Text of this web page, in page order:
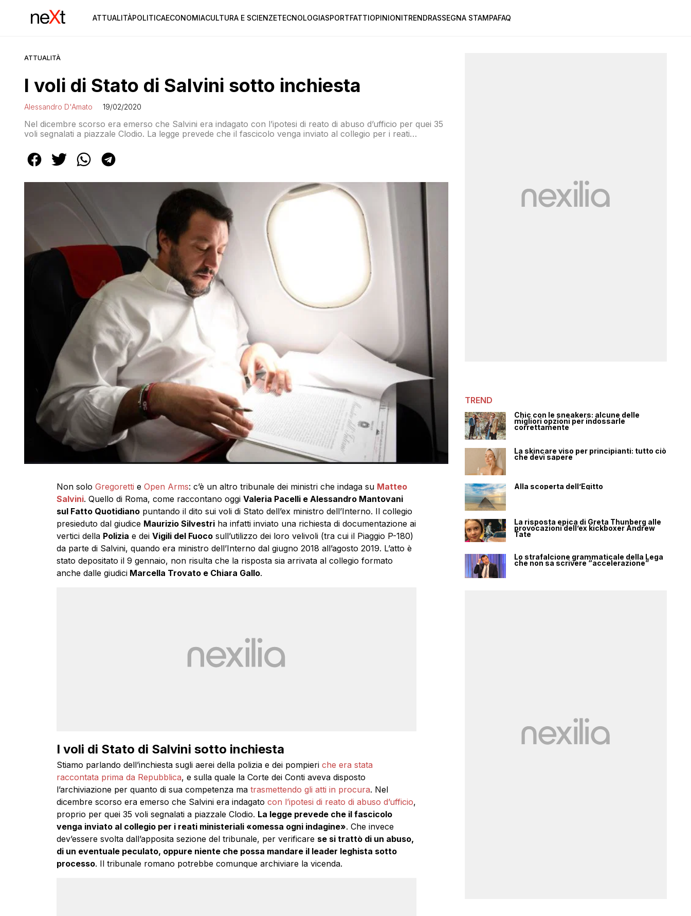
ATTUALITÀPOLITICAECONOMIACULTURA E SCIENZETECNOLOGIASPORTFATTIOPINIONITRENDRASSEGNA STAMPAFAQ
ATTUALITÀ
I voli di Stato di Salvini sotto inchiesta
Alessandro D'Amato 19/02/2020
Nel dicembre scorso era emerso che Salvini era indagato con l’ipotesi di reato di abuso d’ufficio per quei 35
voli segnalati a piazzale Clodio. La legge prevede che il fascicolo venga inviato al collegio per i reati
Non solo Gregoretti e Open Arms: c’è un altro tribunale dei ministri che indaga su Matteo
Salvini. Quello di Roma, come raccontano oggi Valeria Pacelli e Alessandro Mantovani
sul Fatto Quotidianopuntando il dito sui voli di Stato dell’ex ministro dell’Interno. Il collegio
presieduto dal giudice Maurizio Silvestriha infatti inviato una richiesta di documentazione ai
vertici della Polizia e dei Vigili del Fuocosull’utilizzo dei loro velivoli (tra cui il Piaggio P-180)
da parte di Salvini, quando era ministro dell’Interno dal giugno 2018 all’agosto 2019. L’atto è
stato depositato il 9 gennaio, non risulta che la risposta sia arrivata al collegio formato
anche dalle giudiciMarcella Trovato e Chiara Gallo.
I voli di Stato di Salvini sotto inchiesta
Stiamo parlando dell’inchiesta sugli aerei della polizia e dei pompieri che era stata
raccontata prima da Repubblica, e sulla quale la Corte dei Conti aveva disposto
l’archiviazione per quanto di sua competenza ma trasmettendo gli atti in procura. Nel
dicembre scorso era emerso che Salvini era indagato con l’ipotesi di reato di abuso d’ufficio,
proprio per quei 35 voli segnalati a piazzale Clodio. La legge prevede che il fascicolo
venga inviato al collegio per i reati ministeriali «omessa ogni indagine». Che invece
dev’essere svolta dall’apposita sezione del tribunale, per verificare se si trattò di un abuso,
di un eventuale peculato, oppure niente che possa mandare il leader leghista sotto
processo. Il tribunale romano potrebbe comunque archiviare la vicenda.
TREND
Chic con le sneakers: alcune delle
migliori opzioni per indossarle
correttamente
La skincare viso per principianti: tutto ciò
che devi sapere
Alla scoperta dell’Egitto
La risposta epica di Greta Thunberg alle
provocazioni dell’ex kickboxer Andrew
Tate
Lo strafalcione grammaticale della Lega
che non sa scrivere “accelerazione”